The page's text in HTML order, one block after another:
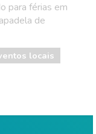
para férias em
de
locais